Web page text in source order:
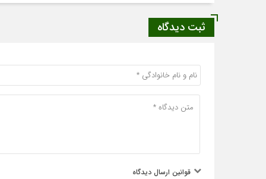
ثبت دیدگاه
قوانین ارسال دیدگاه